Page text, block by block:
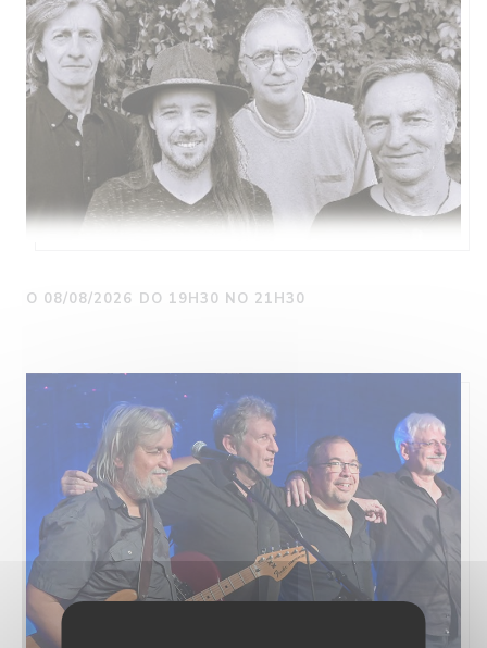
O 08/08/2026 DO 19H30 NO 21H30